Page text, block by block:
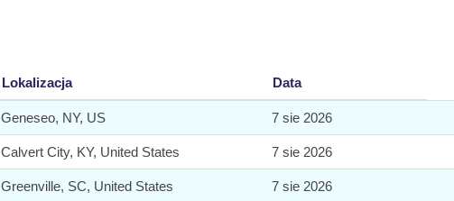
Lokalizacja Data
Geneseo, NY, US 7 sie 2026
Calvert City, KY, United States 7 sie 2026
Greenville, SC, United States 7 sie 2026